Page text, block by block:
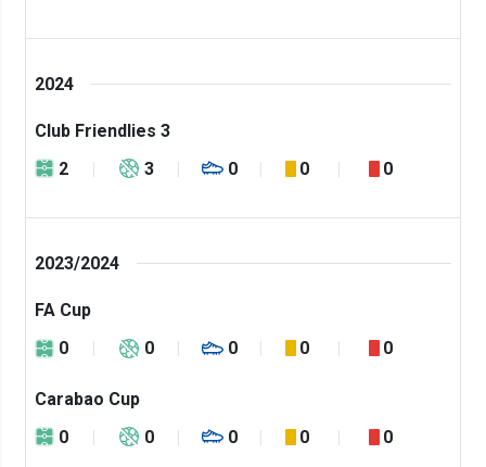
2024
Club Friendlies 3
2
3 0 0 0
2023/2024
FA Cup
0
0 0 0 0
Carabao Cup
0
0 0 0 0